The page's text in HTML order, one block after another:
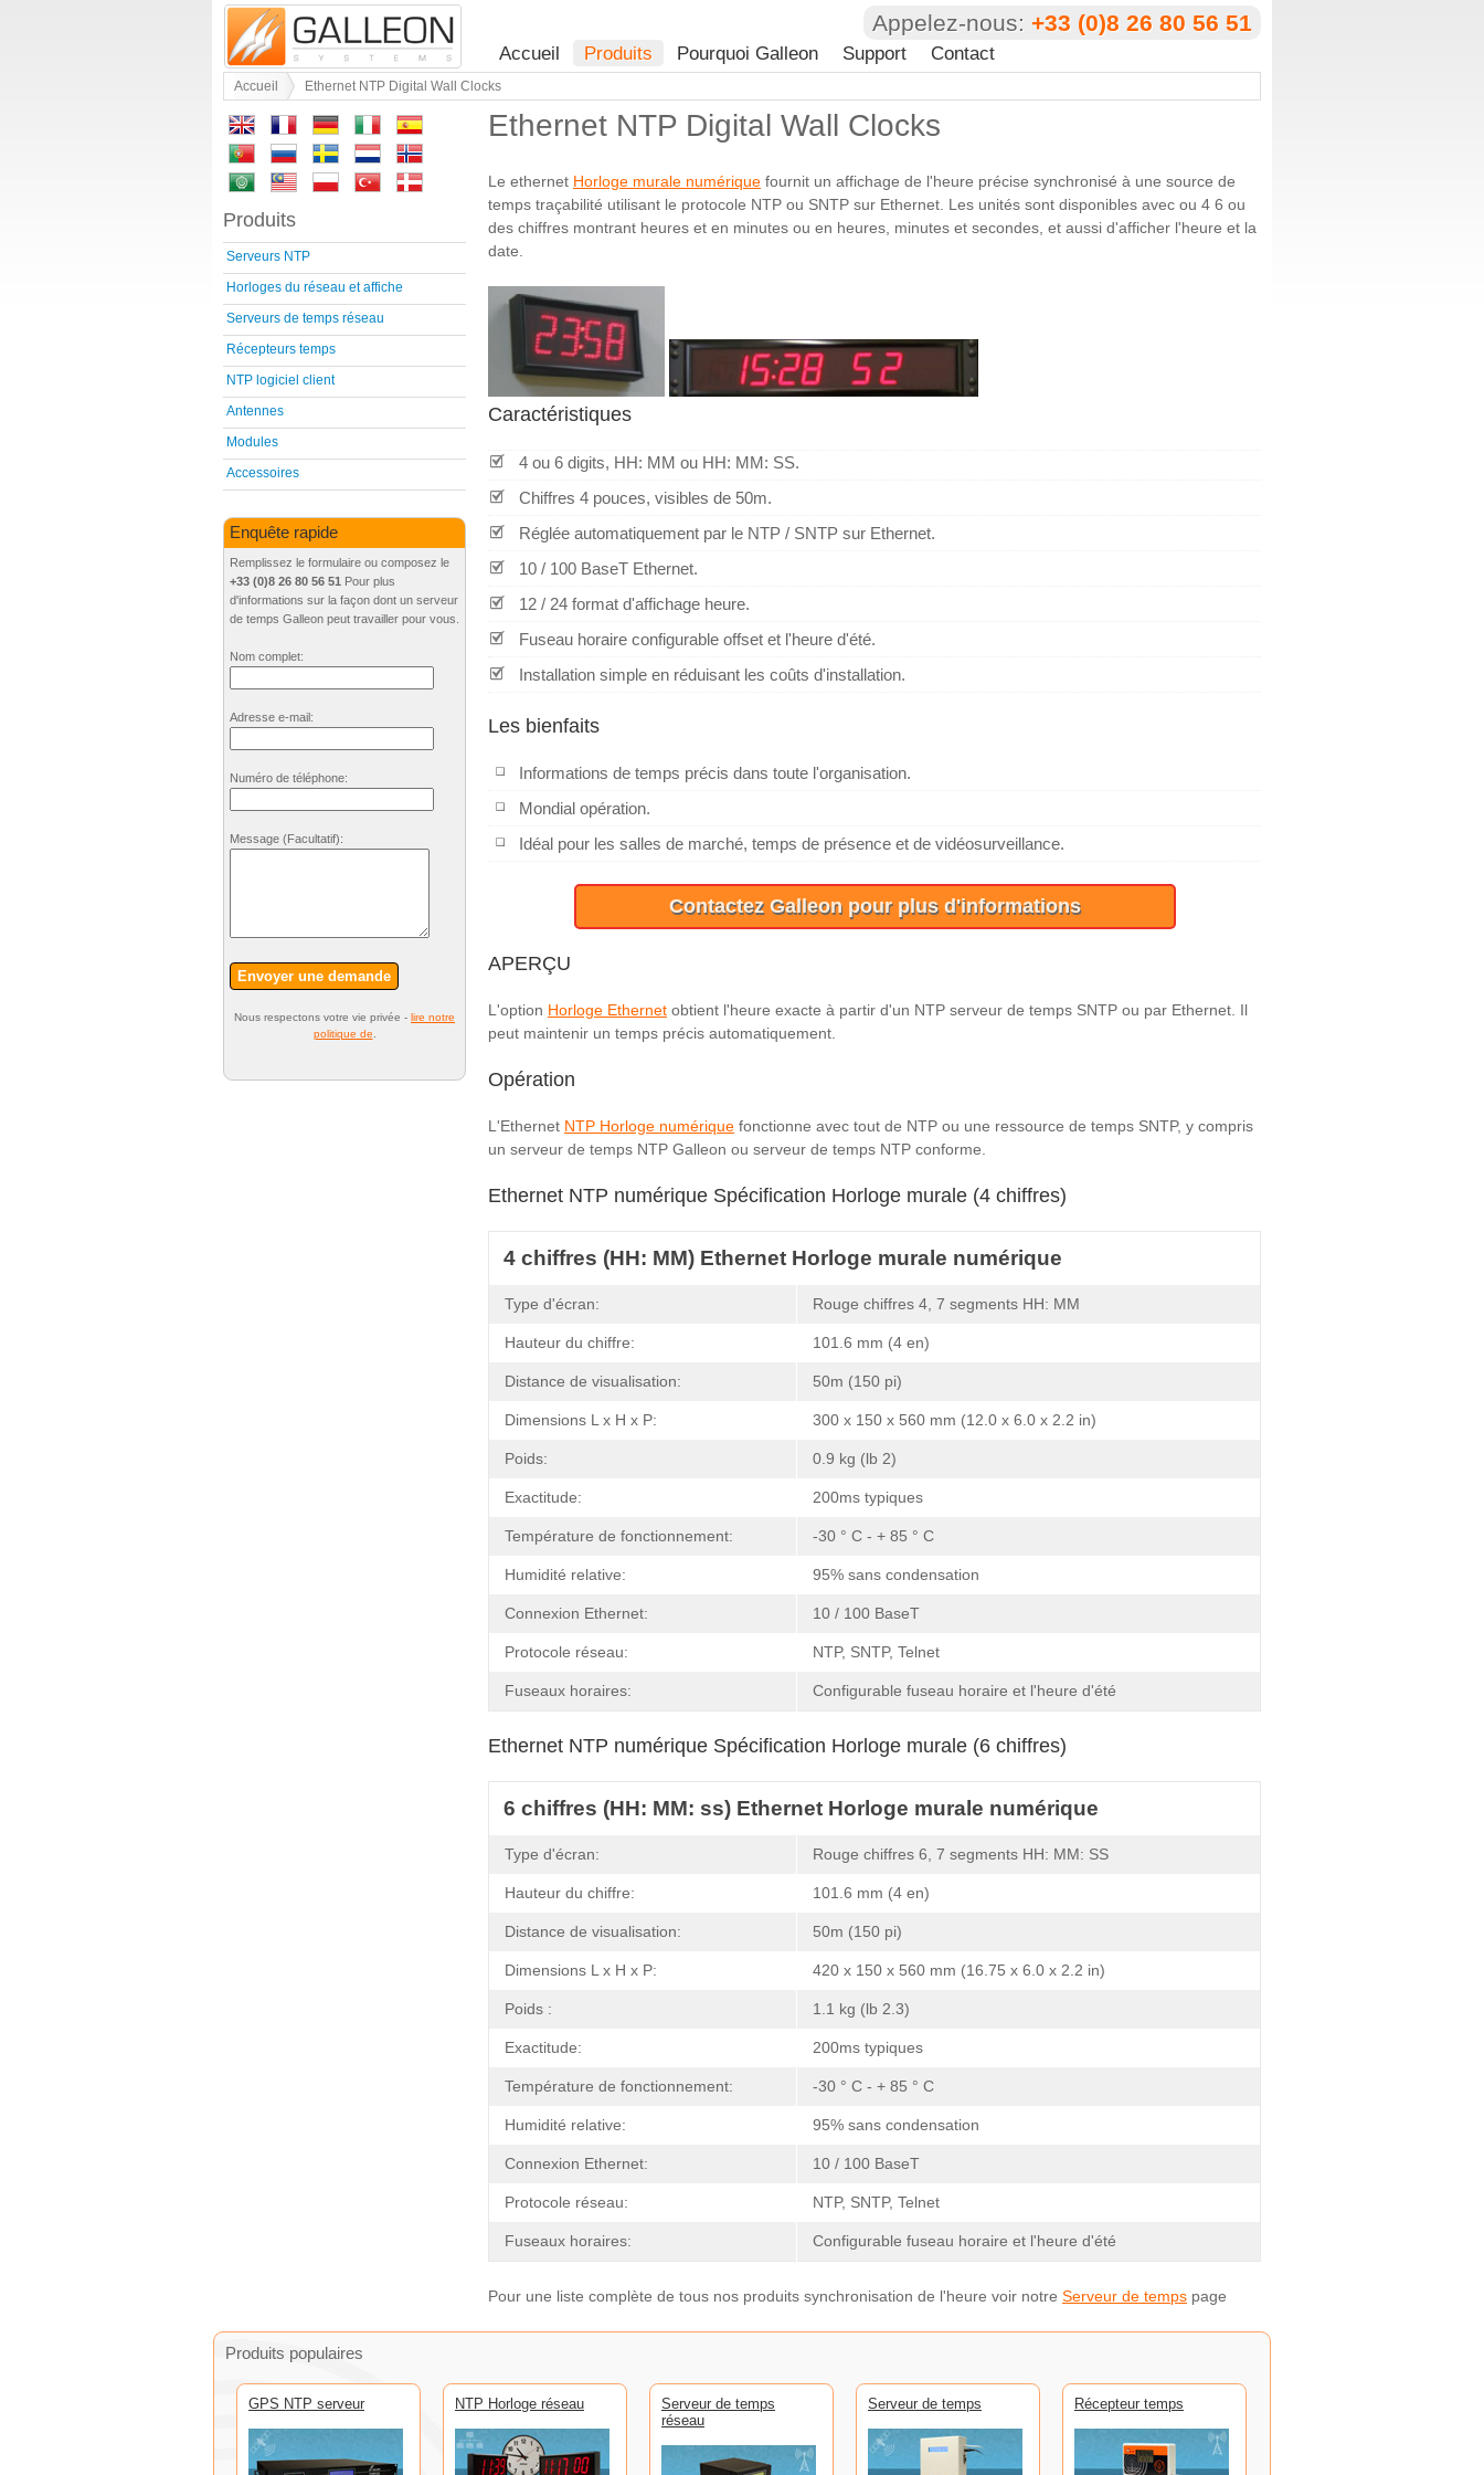
Appelez-nous: +33 (0)8 26 80 56 51
Accueil Produits Pourquoi Galleon Support Contact
Accueil Ethernet NTP Digital Wall Clocks
Ethernet NTP Digital Wall Clocks
Le ethernet Horloge murale numérique fournit un affichage de l'heure précise synchronisé à une source de
temps traçabilité utilisant le protocole NTP ou SNTP sur Ethernet. Les unités sont disponibles avec ou 4 6 ou
des chiffres montrant heures et en minutes ou en heures, minutes et secondes, et aussi d'afficher l'heure et la
date.
Caractéristiques
4 ou 6 digits, HH: MM ou HH: MM: SS.
Chiffres 4 pouces, visibles de 50m.
Réglée automatiquement par le NTP / SNTP sur Ethernet.
10 / 100 BaseT Ethernet.
12 / 24 format d'affichage heure.
Fuseau horaire configurable offset et l'heure d'été.
Installation simple en réduisant les coûts d'installation.
Les bienfaits
Informations de temps précis dans toute l'organisation.
Mondial opération.
Idéal pour les salles de marché, temps de présence et de vidéosurveillance.
Contactez Galleon pour plus d'informations
APERÇU
L'option Horloge Ethernet obtient l'heure exacte à partir d'un NTP serveur de temps SNTP ou par Ethernet. Il
peut maintenir un temps précis automatiquement.
Opération
L'Ethernet NTP Horloge numérique fonctionne avec tout de NTP ou une ressource de temps SNTP, y compris
un serveur de temps NTP Galleon ou serveur de temps NTP conforme.
Ethernet NTP numérique Spécification Horloge murale (4 chiffres)
4 chiffres (HH: MM) Ethernet Horloge murale numérique
Type d'écran: Rouge chiffres 4, 7 segments HH: MM
Hauteur du chiffre: 101.6 mm (4 en)
Distance de visualisation: 50m (150 pi)
Dimensions L x H x P: 300 x 150 x 560 mm (12.0 x 6.0 x 2.2 in)
Poids: 0.9 kg (lb 2)
Exactitude: 200ms typiques
Température de fonctionnement: -30 ° C - + 85 ° C
Humidité relative: 95% sans condensation
Connexion Ethernet: 10 / 100 BaseT
Protocole réseau: NTP, SNTP, Telnet
Fuseaux horaires: Configurable fuseau horaire et l'heure d'été
Ethernet NTP numérique Spécification Horloge murale (6 chiffres)
6 chiffres (HH: MM: ss) Ethernet Horloge murale numérique
Type d'écran: Rouge chiffres 6, 7 segments HH: MM: SS
Hauteur du chiffre: 101.6 mm (4 en)
Distance de visualisation: 50m (150 pi)
Dimensions L x H x P: 420 x 150 x 560 mm (16.75 x 6.0 x 2.2 in)
Poids : 1.1 kg (lb 2.3)
Exactitude: 200ms typiques
Température de fonctionnement: -30 ° C - + 85 ° C
Humidité relative: 95% sans condensation
Connexion Ethernet: 10 / 100 BaseT
Protocole réseau: NTP, SNTP, Telnet
Fuseaux horaires: Configurable fuseau horaire et l'heure d'été
Pour une liste complète de tous nos produits synchronisation de l'heure voir notre Serveur de temps page
Produits
Serveurs NTP
Horloges du réseau et affiche
Serveurs de temps réseau
Récepteurs temps
NTP logiciel client
Antennes
Modules
Accessoires
Enquête rapide
Remplissez le formulaire ou composez le
+33 (0)8 26 80 56 51 Pour plus
d'informations sur la façon dont un serveur
de temps Galleon peut travailler pour vous.
Nom complet:
Adresse e-mail:
Numéro de téléphone:
Message (Facultatif):
Envoyer une demande
Nous respectons votre vie privée - lire notre
politique de.
Produits populaires
GPS NTP serveur NTP Horloge réseau
Serveur de temps
réseau
Serveur de temps Récepteur temps